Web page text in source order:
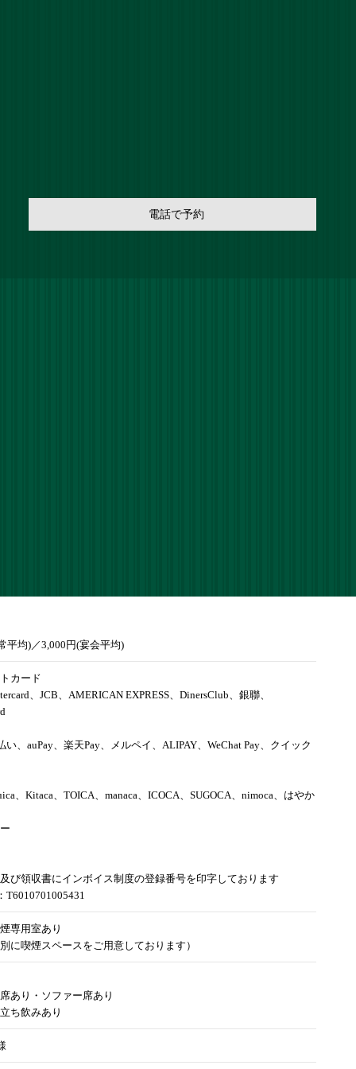
電話で予約
平均)／3,000円(宴会平均)
カード
、JCB、AMERICAN EXPRESS、DinersClub、銀聯、
い、auPay、楽天Pay、メルペイ、ALIPAY、WeChat Pay、クイック
、Kitaca、TOICA、manaca、ICOCA、SUGOCA、nimoca、はやか
び領収書にインボイス制度の登録番号を印字しております
T6010701005431
専用室あり
に喫煙スペースをご用意しております）
あり・ソファー席あり
ち飲みあり